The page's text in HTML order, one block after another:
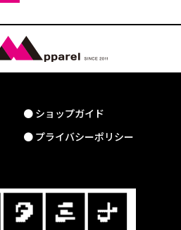
● ショップガイド
● プライバシーポリシー